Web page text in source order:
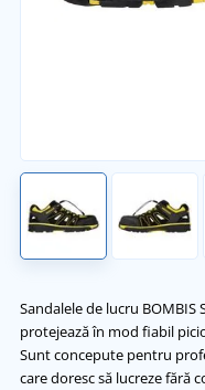
Sandalele de lucru BOMBIS
protejează în mod fiabil
Sunt concepute pentru
care doresc să lucreze fără